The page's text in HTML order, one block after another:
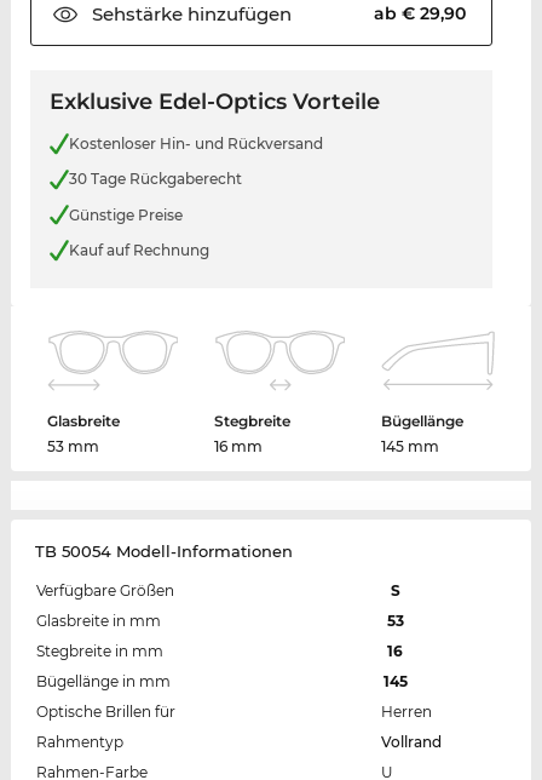
Sehstärkehinzufügen ab € 29,90
Exklusive Edel-Optics Vorteile
Kostenloser Hin- und Rückversand
30 Tage Rückgaberecht
Günstige Preise
Kauf auf Rechnung
Glasbreite
53 mm
Stegbreite
16 mm
Bügellänge
145 mm
TB 50054 Modell-Informationen
Verfügbare Größen
S
Glasbreite in mm
53
Stegbreite in mm
16
Bügellänge in mm
145
Optische Brillen für
Herren
Rahmentyp
Vollrand
Rahmen-Farbe
U